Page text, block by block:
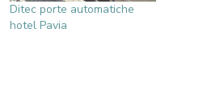
Ditec porte automatiche
hotel Pavia